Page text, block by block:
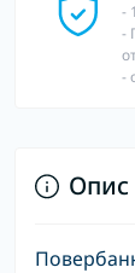
-
-
-
Опис